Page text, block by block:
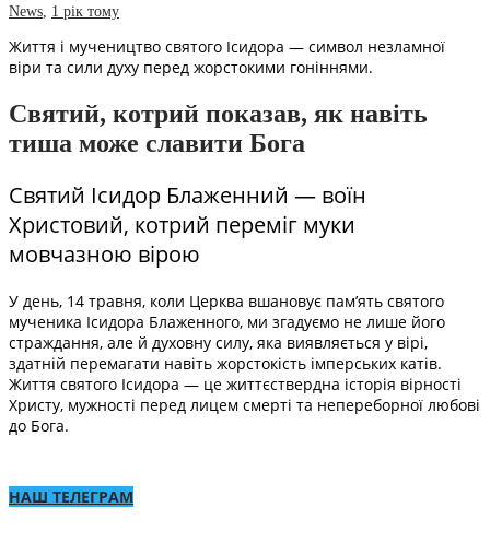
News 1 рік тому
Життя і мучеництво святого Ісидора — символ незламної
віри та сили духу перед жорстокими гоніннями.
Святий, котрий показав, як навіть
тиша може славити Бога
Святий Ісидор Блаженний — воїн
Христовий, котрий переміг муки
мовчазною вірою
У день, 14 травня, коли Церква вшановує пам’ять святого
мученика Ісидора Блаженного, ми згадуємо не лише його
страждання, але й духовну силу, яка виявляється у вірі,
здатній перемагати навіть жорстокість імперських катів.
Життя святого Ісидора — це життєствердна історія вірності
Христу, мужності перед лицем смерті та непереборної любові
до Бога.
НАШ ТЕЛЕГРАМ